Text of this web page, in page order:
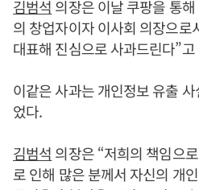
김범석 의장은 이날 쿠팡을 통
의 창업자이자 이사회 의장으로
대표해 진심으로 사과드린다”
이같은 사과는 개인정보 유출
었다.
김범석 의장은 “저희의 책임으
로 인해 많은 분께서 자신의 개